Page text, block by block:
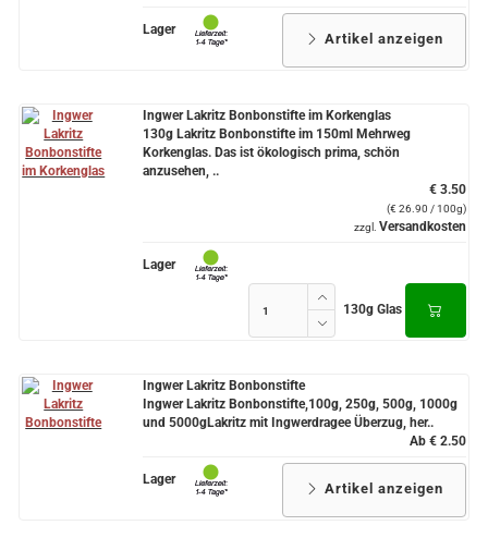
Lager
Artikel anzeigen
Ingwer Lakritz Bonbonstifte im Korkenglas
130g Lakritz Bonbonstifte im 150ml Mehrweg
Korkenglas. Das ist ökologisch prima, schön
anzusehen, ..
€ 3.50
(€ 26.90 / 100g)
zzgl. Versandkosten
Lager
130g Glas
Ingwer Lakritz Bonbonstifte
Ingwer Lakritz Bonbonstifte,100g, 250g, 500g, 1000g
und 5000gLakritz mit Ingwerdragee Überzug, her..
Ab € 2.50
Lager
Artikel anzeigen